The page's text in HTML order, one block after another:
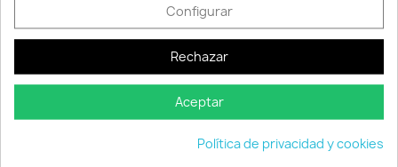
Fibra agradable al tacto para mayor
confort.
Confort:Diseñado para crear espacios
exteriores acogedores y funcionales.
ElCésped artificial Bahamas 30 mmtransforma
cualquier espacio exterior en un entorno verde
elegante y funcional, ofreciendo un acabado
Configurar
Rechazar
Aceptar
Política de privacidad y cookies